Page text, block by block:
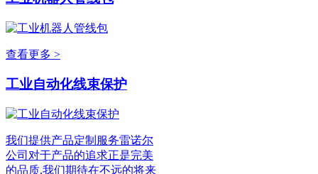
查看更多 >
工业自动化线束保护
我们提供产品定制服务雷诺尔
公司对于产品的追求正是完美
的品质,我们期待在不远的将来